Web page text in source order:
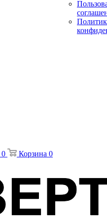
0 Корзина 0